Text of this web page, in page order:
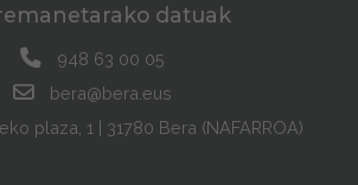
datuak
948 63 00 05
bera@bera.eus
plaza, 1 | 31780 Bera (NAFARROA)